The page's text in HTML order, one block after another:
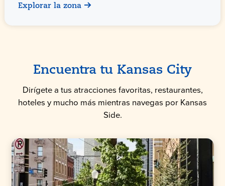
Explorar la zona
Encuentra tu Kansas City
Dirígete a tus atracciones favoritas, restaurantes,
hoteles y mucho más mientras navegas por Kansas
Side.